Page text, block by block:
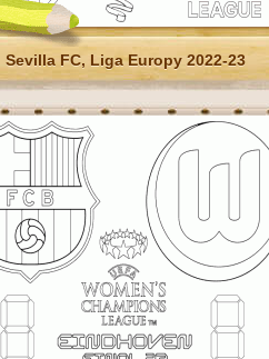
Sevilla FC, Liga Europy 2022-23